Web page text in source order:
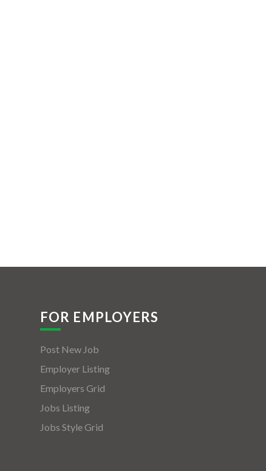
FOR EMPLOYERS
Post New Job
Employer Listing
Employers Grid
Jobs Listing
Jobs Style Grid